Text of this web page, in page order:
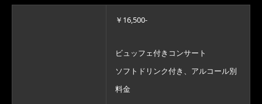
￥16,500-
ビュッフェ付きコンサート
ソフトドリンク付き、アルコール別
料金